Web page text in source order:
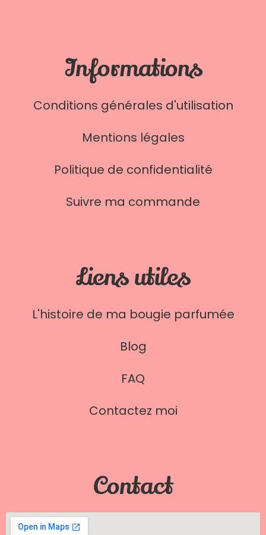
Informations
Conditions générales d'utilisation
Mentions légales
Politique de confidentialité
Suivre ma commande
Liens utiles
L'histoire de ma bougie parfumée
Blog
FAQ
Contactez moi
Contact